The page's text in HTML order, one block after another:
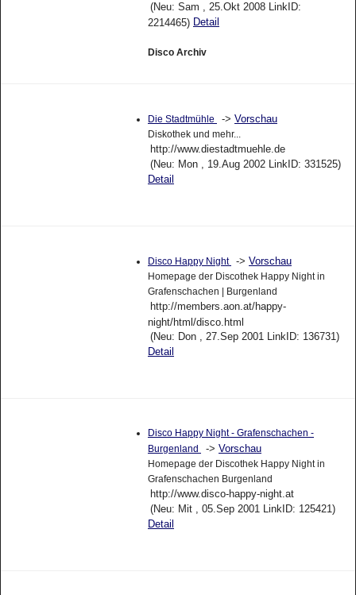
(Neu: Sam , 25.Okt 2008 LinkID:
2214465) Detail
Disco Archiv
Die Stadtmühle -> Vorschau
Diskothek und mehr...
http://www.diestadtmuehle.de
(Neu: Mon , 19.Aug 2002 LinkID: 331525)
Detail
Disco Happy Night -> Vorschau
Homepage der Discothek Happy Night in
Grafenschachen | Burgenland
http://members.aon.at/happy-
night/html/disco.html
(Neu: Don , 27.Sep 2001 LinkID: 136731)
Detail
Disco Happy Night - Grafenschachen -
Burgenland
-> Vorschau
Homepage der Discothek Happy Night in
Grafenschachen Burgenland
http://www.disco-happy-night.at
(Neu: Mit , 05.Sep 2001 LinkID: 125421)
Detail